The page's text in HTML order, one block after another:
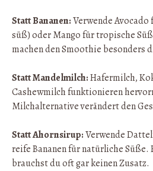
Statt Bananen:Verwende
süß) oder Mango für tropische
machen den Smoothie besonders
Statt Mandelmilch:Hafermilch,
Cashewmilch funktionieren
Milchalternative verändert den
Statt Ahornsirup:Verwende
reife Bananen für natürliche Süße.
brauchst du oft gar keinen Zusatz.